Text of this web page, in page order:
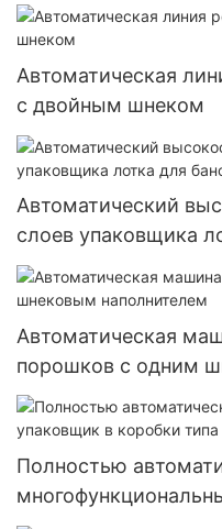
Автоматическая
с двойным шнеком
Автоматический
слоев упаковщика
500 мл
Автоматическая
порошков с одним
Полностью